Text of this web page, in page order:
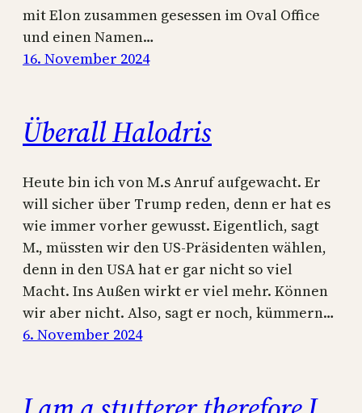
mit Elon zusammen gesessen im Oval Office
und einen Namen…
16. November 2024
Überall Halodris
Heute bin ich von M.s Anruf aufgewacht. Er
will sicher über Trump reden, denn er hat es
wie immer vorher gewusst. Eigentlich, sagt
M., müssten wir den US-Präsidenten wählen,
denn in den USA hat er gar nicht so viel
Macht. Ins Außen wirkt er viel mehr. Können
wir aber nicht. Also, sagt er noch, kümmern…
6. November 2024